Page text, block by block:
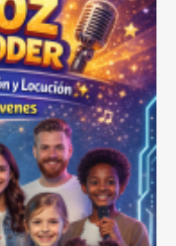
DE SEMANA